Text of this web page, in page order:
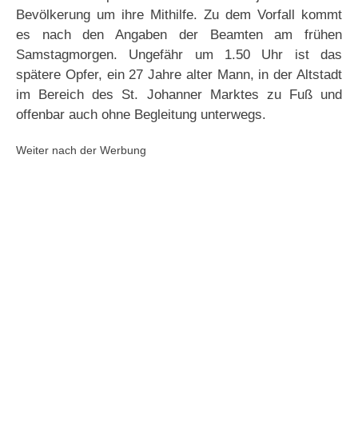
Bevölkerung um ihre Mithilfe. Zu dem Vorfall kommt
es nach den Angaben der Beamten am frühen
Samstagmorgen. Ungefähr um 1.50 Uhr ist das
spätere Opfer, ein 27 Jahre alter Mann, in der Altstadt
im Bereich des St. Johanner Marktes zu Fuß und
offenbar auch ohne Begleitung unterwegs.
Weiter nach der Werbung